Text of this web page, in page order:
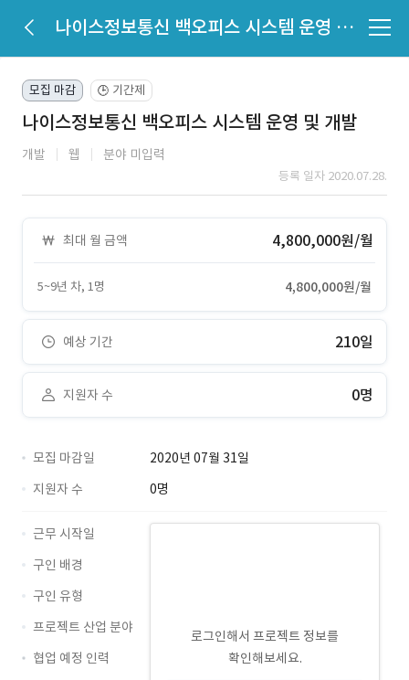
나이스정보통신 백오피스 시스템 운영 및 개발
모집 마감 🕒 기간제
나이스정보통신 백오피스 시스템 운영 및 개발
개발 웹 분야 미입력
등록 일자 2020.07.28.
최대 월 금액 4,800,000원/월
5~9년 차, 1명 4,800,000원/월
예상 기간 210일
지원자 수 0명
모집 마감일
2020년 07월 31일
지원자 수
0명
로그인해서 프로젝트 정보를
확인해보세요.
근무 시작일
구인 배경
구인 유형
프로젝트 산업 분야
협업 예정 인력